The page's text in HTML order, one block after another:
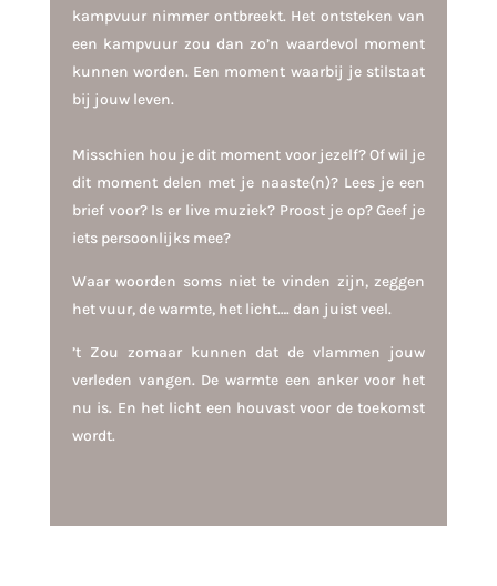
kampvuur nimmer ontbreekt. Het ontsteken van
een kampvuur zou dan zo’n waardevol moment
kunnen worden. Een moment waarbij je stilstaat
bij jouw leven.
Misschien hou je dit moment voor jezelf? Of wil je
dit moment delen met je naaste(n)? Lees je een
brief voor? Is er live muziek? Proost je op? Geef je
iets persoonlijks mee?
Waar woorden soms niet te vinden zijn, zeggen
het vuur, de warmte, het licht…. dan juist veel.
’t Zou zomaar kunnen dat de vlammen jouw
verleden vangen. De warmte een anker voor het
nu is. En het licht een houvast voor de toekomst
wordt.